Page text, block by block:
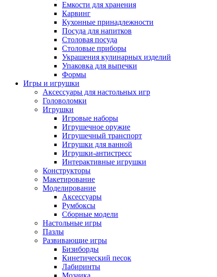
Емкости для хранения
Карвинг
Кухонные принадлежности
Посуда для напитков
Столовая посуда
Столовые приборы
Украшения кулинарных изделий
Упаковка для выпечки
Формы
Игры и игрушки
Аксессуары для настольных игр
Головоломки
Игрушки
Игровые наборы
Игрушечное оружие
Игрушечный транспорт
Игрушки для ванной
Игрушки-антистресс
Интерактивные игрушки
Конструкторы
Макетирование
Моделирование
Аксессуары
Румбоксы
Сборные модели
Настольные игры
Пазлы
Развивающие игры
Бизиборды
Кинетический песок
Лабиринты
Мозаика